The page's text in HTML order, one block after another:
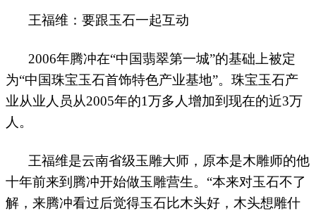
王福维：要跟玉石一起互动
2006年腾冲在“中国翡翠第一城”的基础上被定
为“中国珠宝玉石首饰特色产业基地”。珠宝玉石产
业从业人员从2005年的1万多人增加到现在的近3万
人。
王福维是云南省级玉雕大师，原本是木雕师的他
十年前来到腾冲开始做玉雕营生。“本来对玉石不了
解，来腾冲看过后觉得玉石比木头好，木头想雕什